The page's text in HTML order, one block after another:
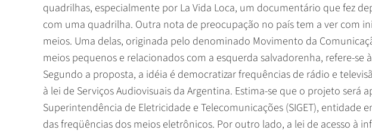
quadrilhas, especialmente por La Vida Loca, um documentário que fez
com uma quadrilha. Outra nota de preocupação no país tem a ver com
meios. Uma delas, originada pelo denominado Movimento da
meios pequenos e relacionados com a esquerda salvadorenha, refere-se
Segundo a proposta, a idéia é democratizar frequências de rádio e
à lei de Serviços Audiovisuais da Argentina. Estima-se que o projeto será
Superintendência de Eletricidade e Telecomunicações (SIGET), entidade
das freqüências dos meios eletrônicos. Por outro lado, a lei de acesso à